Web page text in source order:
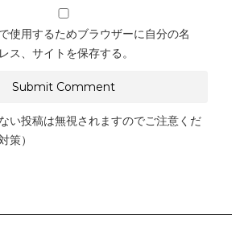
使用するためブラウザーに自分の名
ス、サイトを保存する。
い投稿は無視されますのでご注意くだ
策）